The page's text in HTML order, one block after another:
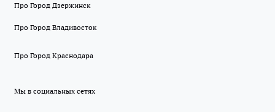
Про Город Дзержинск
Про Город Владивосток
Про Город Краснодара
Мы в социальных сетях